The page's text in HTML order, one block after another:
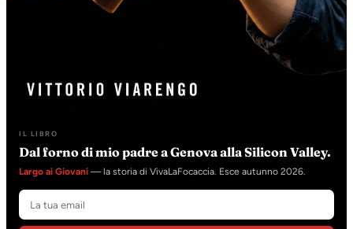
IL LIBRO
Dal forno di mio padre a Genova alla Silicon Valley.
Largo ai Giovani — la storia di VivaLaFocaccia. Esce autunno 2026.